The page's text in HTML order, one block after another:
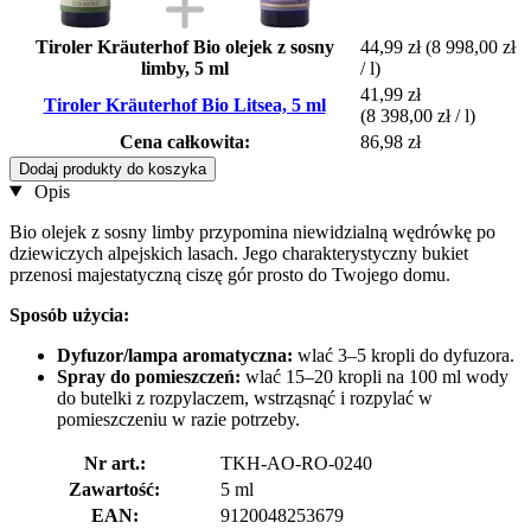
Tiroler Kräuterhof Bio olejek z sosny
limby, 5 ml
44,99 zł (8 998,00 zł
/ l)
Tiroler Kräuterhof Bio Litsea, 5 ml
41,99 zł
(8 398,00 zł / l)
Cena całkowita:
86,98 zł
Dodaj produkty do koszyka
Opis
Bio olejek z sosny limby przypomina niewidzialną wędrówkę po
dziewiczych alpejskich lasach. Jego charakterystyczny bukiet
przenosi majestatyczną ciszę gór prosto do Twojego domu.
Sposób użycia:
Dyfuzor/lampa aromatyczna: wlać 3–5 kropli do dyfuzora.
Spray do pomieszczeń: wlać 15–20 kropli na 100 ml wody
do butelki z rozpylaczem, wstrząsnąć i rozpylać w
pomieszczeniu w razie potrzeby.
Nr art.:
TKH-AO-RO-0240
Zawartość:
5 ml
EAN:
9120048253679